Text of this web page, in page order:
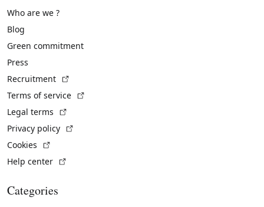
Who are we ?
Blog
Green commitment
Press
Recruitment
Terms of service
Legal terms
Privacy policy
Cookies
Help center
Categories